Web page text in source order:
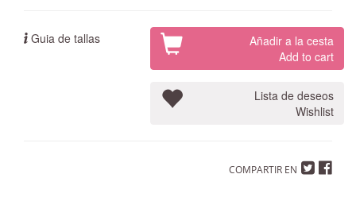
Guia de tallas
Añadir a la cesta
Add to cart
Lista de deseos
Wishlist
COMPARTIR EN